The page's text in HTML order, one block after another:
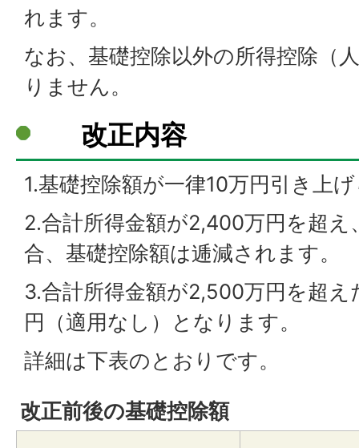
れます。
なお、基礎控除以外の所得控除（
りません。
改正内容
1.基礎控除額が一律10万円引き上
2.合計所得金額が2,400万円を超
合、基礎控除額は逓減されます。
3.合計所得金額が2,500万円を超
円（適用なし）となります。
詳細は下表のとおりです。
改正前後の基礎控除額